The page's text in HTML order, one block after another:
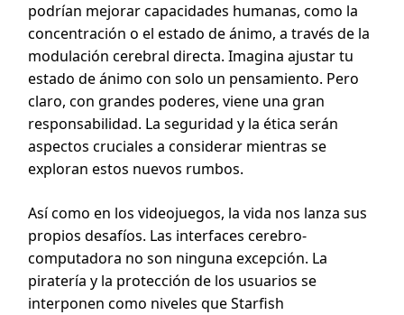
podrían mejorar capacidades humanas, como la
concentración o el estado de ánimo, a través de la
modulación cerebral directa. Imagina ajustar tu
estado de ánimo con solo un pensamiento. Pero
claro, con grandes poderes, viene una gran
responsabilidad. La seguridad y la ética serán
aspectos cruciales a considerar mientras se
exploran estos nuevos rumbos.
Así como en los videojuegos, la vida nos lanza sus
propios desafíos. Las interfaces cerebro-
computadora no son ninguna excepción. La
piratería y la protección de los usuarios se
interponen como niveles que Starfish